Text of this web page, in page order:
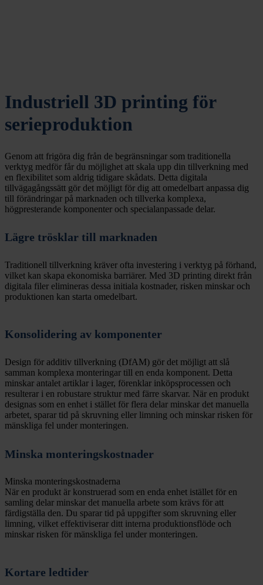
Industriell 3D printing för
serieproduktion
Genom att frigöra dig från de begränsningar som traditionella
verktyg medför får du möjlighet att skala upp din tillverkning med
en flexibilitet som aldrig tidigare skådats. Detta digitala
tillvägagångssätt gör det möjligt för dig att omedelbart anpassa dig
till förändringar på marknaden och tillverka komplexa,
högpresterande komponenter och specialanpassade delar.
Lägre trösklar till marknaden
Traditionell tillverkning kräver ofta investering i verktyg på förhand,
vilket kan skapa ekonomiska barriärer. Med 3D printing direkt från
digitala filer elimineras dessa initiala kostnader, risken minskar och
produktionen kan starta omedelbart.
Konsolidering av komponenter
Design för additiv tillverkning (DfAM) gör det möjligt att slå
samman komplexa monteringar till en enda komponent. Detta
minskar antalet artiklar i lager, förenklar inköpsprocessen och
resulterar i en robustare struktur med färre skarvar. När en produkt
designas som en enhet i stället för flera delar minskar det manuella
arbetet, sparar tid på skruvning eller limning och minskar risken för
mänskliga fel under monteringen.
Minska monteringskostnader
Minska monteringskostnaderna
När en produkt är konstruerad som en enda enhet istället för en
samling delar minskar det manuella arbete som krävs för att
färdigställa den. Du sparar tid på uppgifter som skruvning eller
limning, vilket effektiviserar ditt interna produktionsflöde och
minskar risken för mänskliga fel under monteringen.
Kortare ledtider